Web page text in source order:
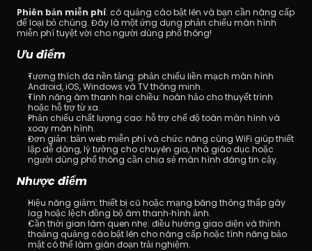
Phiên bản miễn phí: có quảng cáo bật lên và bạn cần nâng cấp
để loại bỏ chúng. Đây là một ứng dụng phản chiếu màn hình
miễn phí tuyệt vời cho người dùng phổ thông!
Ưu điểm
Tương thích đa nền tảng: phản chiếu liền mạch màn hình
Android, iOS, Windows và TV thông minh.
Tính năng âm thanh hai chiều: hoàn hảo cho thuyết trình
hoặc hỗ trợ từ xa.
Phản chiếu chất lượng cao: hỗ trợ chế độ toàn màn hình và
xoay màn hình.
Đơn giản: bản web miễn phí và chức năng cùng WiFi giúp thiết
lập dễ dàng, lý tưởng cho chuyên gia, nhà giáo dục hoặc
người dùng phổ thông cần chia sẻ màn hình đáng tin cậy.
Nhược điểm
Hiệu năng giảm: thiết bị cũ hoặc mạng băng thông thấp gây
lag hoặc lệch đồng bộ âm thanh‑hình ảnh.
Cần thời gian làm quen nhẹ: điều hướng giao diện và thỉnh
thoảng quảng cáo bật lên cho nâng cấp hoặc tính năng bảo
mật có thể làm gián đoạn trải nghiệm.